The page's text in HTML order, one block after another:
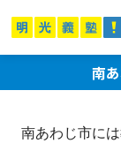
南
南あわじ市に